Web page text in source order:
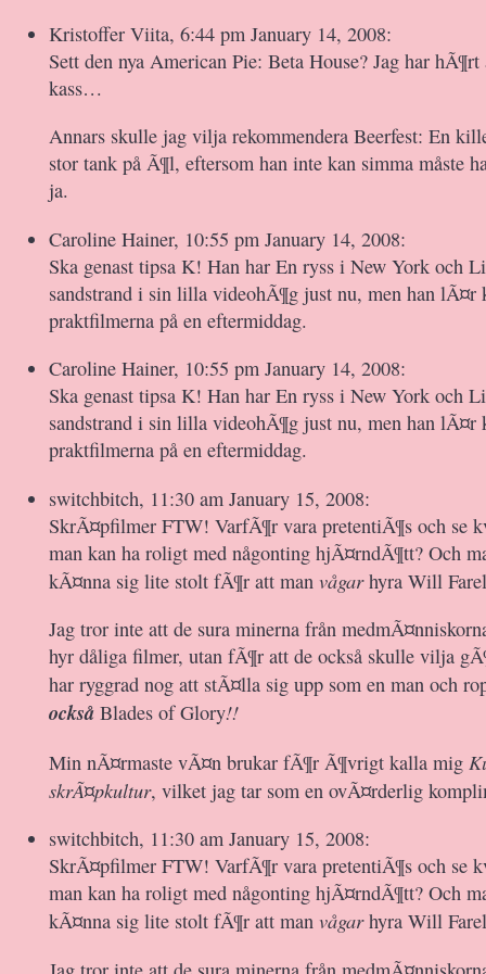
Kristoffer Viita, 6:44 pm January 14, 2008:
Sett den nya American Pie: Beta House? Jag har
kass…
Annars skulle jag vilja rekommendera Beerfest: En
stor tank på Ã¶l, eftersom han inte kan simma måste
ja.
Caroline Hainer, 10:55 pm January 14, 2008:
Ska genast tipsa K! Han har En ryss i New York och
sandstrand i sin lilla videohÃ¶g just nu, men han lÃ¤r
praktfilmerna på en eftermiddag.
Caroline Hainer, 10:55 pm January 14, 2008:
Ska genast tipsa K! Han har En ryss i New York och
sandstrand i sin lilla videohÃ¶g just nu, men han lÃ¤r
praktfilmerna på en eftermiddag.
switchbitch, 11:30 am January 15, 2008:
SkrÃ¤pfilmer FTW! VarfÃ¶r vara pretentiÃ¶s och se
man kan ha roligt med någonting hjÃ¤rndÃ¶tt? Och
kÃ¤nna sig lite stolt fÃ¶r att man vågarhyra Will
Jag tror inte att de sura minerna från
hyr dåliga filmer, utan fÃ¶r att de också skulle vilja
har ryggrad nog att stÃ¤lla sig upp som en man och
också Blades of Glory!!
Min nÃ¤rmaste vÃ¤n brukar fÃ¶r Ã¶vrigt kalla mig
skrÃ¤pkultur, vilket jag tar som en ovÃ¤rderlig
switchbitch, 11:30 am January 15, 2008:
SkrÃ¤pfilmer FTW! VarfÃ¶r vara pretentiÃ¶s och se
man kan ha roligt med någonting hjÃ¤rndÃ¶tt? Och
kÃ¤nna sig lite stolt fÃ¶r att man vågarhyra Will